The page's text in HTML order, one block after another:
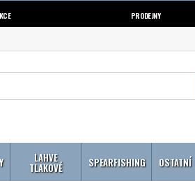
PRODEJNY
LAHVE
TLAKOVÉ SPEARFISHING OSTATNÍ